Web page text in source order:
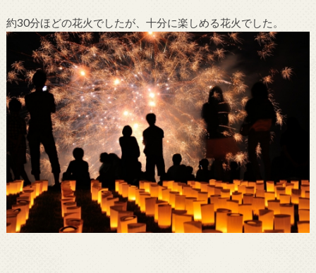
約30分ほどの花火でしたが、十分に楽しめる花火でした。